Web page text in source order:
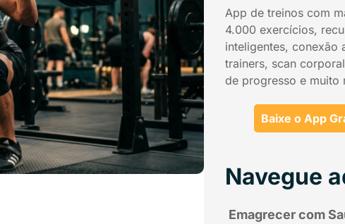
App de treinos com
4.000 exercícios,
inteligentes, conexão
trainers, scan
de progresso e muito
Baixe o App
Navegue
Emagrecer com